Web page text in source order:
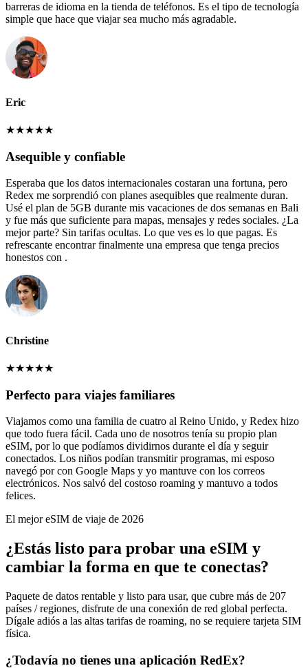
barreras de idioma en la tienda de teléfonos. Es el tipo de tecnología
simple que hace que viajar sea mucho más agradable.
Eric
★★★★★
Asequible y confiable
Esperaba que los datos internacionales costaran una fortuna, pero
Redex me sorprendió con planes asequibles que realmente duran.
Usé el plan de 5GB durante mis vacaciones de dos semanas en Bali
y fue más que suficiente para mapas, mensajes y redes sociales. ¿La
mejor parte? Sin tarifas ocultas. Lo que ves es lo que pagas. Es
refrescante encontrar finalmente una empresa que tenga precios
honestos con .
Christine
★★★★★
Perfecto para viajes familiares
Viajamos como una familia de cuatro al Reino Unido, y Redex hizo
que todo fuera fácil. Cada uno de nosotros tenía su propio plan
eSIM, por lo que podíamos dividirnos durante el día y seguir
conectados. Los niños podían transmitir programas, mi esposo
navegó por con Google Maps y yo mantuve con los correos
electrónicos. Nos salvó del costoso roaming y mantuvo a todos
felices.
El mejor eSIM de viaje de 2026
¿Estás listo para probar una eSIM y
cambiar la forma en que te conectas?
Paquete de datos rentable y listo para usar, que cubre más de 207
países / regiones, disfrute de una conexión de red global perfecta.
Dígale adiós a las altas tarifas de roaming, no se requiere tarjeta SIM
física.
¿Todavía no tienes una aplicación RedEx?